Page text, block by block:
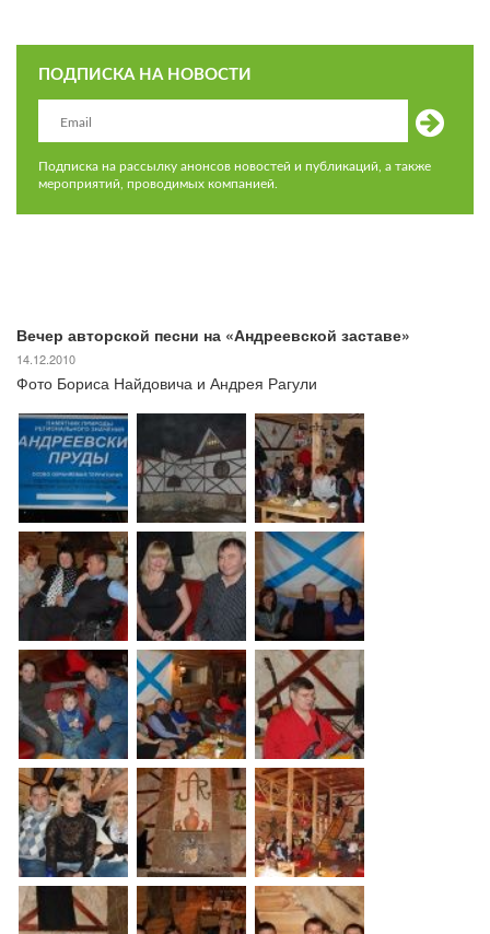
ПОДПИСКА НА НОВОСТИ
Подписка на рассылку анонсов новостей и публикаций, а также
мероприятий, проводимых компанией.
Вечер авторской песни на «Андреевской заставе»
14.12.2010
Фото Бориса Найдовича и Андрея Рагули